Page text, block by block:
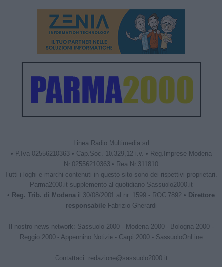
Linea Radio Multimedia srl
• P.Iva 02556210363 • Cap.Soc. 10.329,12 i.v. • Reg.Imprese Modena
Nr.02556210363 • Rea Nr.311810
Tutti i loghi e marchi contenuti in questo sito sono dei rispettivi proprietari.
Parma2000.it supplemento al quotidiano Sassuolo2000.it
• Reg. Trib. di Modena il 30/08/2001 al nr. 1599 - ROC 7892 • Direttore
responsabileFabrizio Gherardi
Il nostro news-network: Sassuolo 2000- Modena 2000- Bologna 2000-
Reggio 2000- Appennino Notizie - Carpi 2000- SassuoloOnLine
Contattaci: redazione@sassuolo2000.it